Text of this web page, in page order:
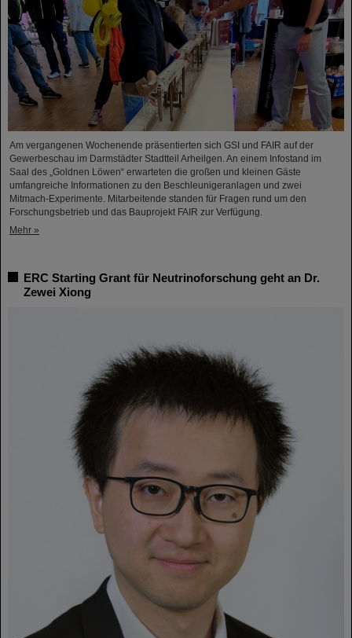
Am vergangenen Wochenende präsentierten sich GSI und FAIR auf der
Gewerbeschau im Darmstädter Stadtteil Arheilgen. An einem Infostand im
Saal des „Goldnen Löwen“ erwarteten die großen und kleinen Gäste
umfangreiche Informationen zu den Beschleunigeranlagen und zwei
Mitmach-Experimente. Mitarbeitende standen für Fragen rund um den
Forschungsbetrieb und das Bauprojekt FAIR zur Verfügung.
Mehr »
ERC Starting Grant für Neutrinoforschung geht an Dr.
Zewei Xiong